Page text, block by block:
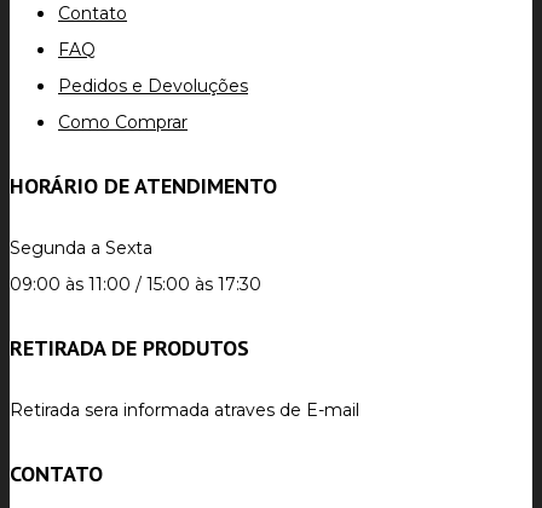
Contato
FAQ
Pedidos e Devoluções
Como Comprar
HORÁRIO DE ATENDIMENTO
Segunda a Sexta
09:00 às 11:00 / 15:00 às 17:30
RETIRADA DE PRODUTOS
Retirada sera informada atraves de E-mail
CONTATO